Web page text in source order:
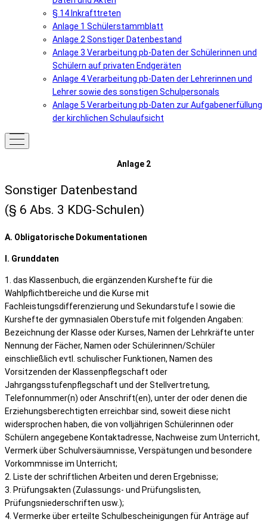
§ 14 Inkrafttreten
Anlage 1 Schülerstammblatt
Anlage 2 Sonstiger Datenbestand
Anlage 3 Verarbeitung pb-Daten der Schülerinnen und
Schülern auf privaten Endgeräten
Anlage 4 Verarbeitung pb-Daten der Lehrerinnen und
Lehrer sowie des sonstigen Schulpersonals
Anlage 5 Verarbeitung pb-Daten zur Aufgabenerfüllung
der kirchlichen Schulaufsicht
Anlage 2
Sonstiger Datenbestand
(§ 6 Abs. 3 KDG-Schulen)
A. Obligatorische Dokumentationen
I. Grunddaten
1. das Klassenbuch, die ergänzenden Kurshefte für die
Wahlpflichtbereiche und die Kurse mit
Fachleistungsdifferenzierung und Sekundarstufe I sowie die
Kurshefte der gymnasialen Oberstufe mit folgenden Angaben:
Bezeichnung der Klasse oder Kurses, Namen der Lehrkräfte unter
Nennung der Fächer, Namen oder Schülerinnen/Schüler
einschließlich evtl. schulischer Funktionen, Namen des
Vorsitzenden der Klassenpflegschaft oder
Jahrgangsstufenpflegschaft und der Stellvertretung,
Telefonnummer(n) oder Anschrift(en), unter der oder denen die
Erziehungsberechtigten erreichbar sind, soweit diese nicht
widersprochen haben, die von volljährigen Schülerinnen oder
Schülern angegebene Kontaktadresse, Nachweise zum Unterricht,
Vermerk über Schulversäumnisse, Verspätungen und besondere
Vorkommnisse im Unterricht;
2. Liste der schriftlichen Arbeiten und deren Ergebnisse;
3. Prüfungsakten (Zulassungs- und Prüfungslisten,
Prüfungsniederschriften usw.);
4. Vermerke über erteilte Schulbescheinigungen für Anträge auf